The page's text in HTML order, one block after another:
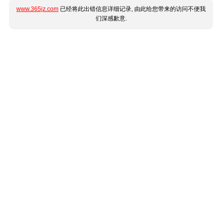
www.365jz.com 已经将此出错信息详细记录, 由此给您带来的访问不便我
们深感歉意.